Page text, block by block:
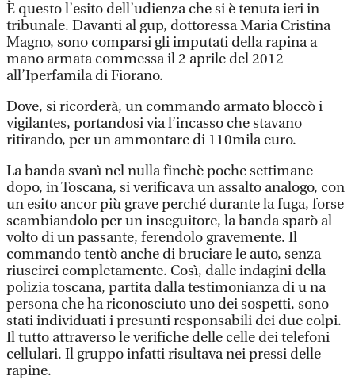
È questo l’esito dell’udienza che si è tenuta ieri in
tribunale. Davanti al gup, dottoressa Maria Cristina
Magno, sono comparsi gli imputati della rapina a
mano armata commessa il 2 aprile del 2012
all’Iperfamila di Fiorano.
Dove, si ricorderà, un commando armato bloccò i
vigilantes, portandosi via l’incasso che stavano
ritirando, per un ammontare di 110mila euro.
La banda svanì nel nulla finchè poche settimane
dopo, in Toscana, si verificava un assalto analogo, con
un esito ancor più grave perché durante la fuga, forse
scambiandolo per un inseguitore, la banda sparò al
volto di un passante, ferendolo gravemente. Il
commando tentò anche di bruciare le auto, senza
riuscirci completamente. Così, dalle indagini della
polizia toscana, partita dalla testimonianza di u na
persona che ha riconosciuto uno dei sospetti, sono
stati individuati i presunti responsabili dei due colpi.
Il tutto attraverso le verifiche delle celle dei telefoni
cellulari. Il gruppo infatti risultava nei pressi delle
rapine.